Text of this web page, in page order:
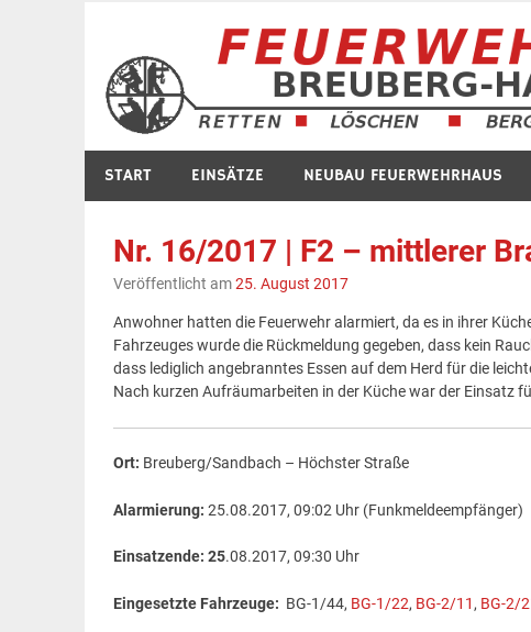
springen
START EINSÄTZE NEUBAU FEUERWEHRHAUS
Nr. 16/2017 | F2 – mittlerer
Veröffentlicht am25. August 2017
Anwohner hatten die Feuerwehr alarmiert, da es in ihrer
Fahrzeuges wurde die Rückmeldung gegeben, dass kein
dass lediglich angebranntes Essen auf dem Herd für die
Nach kurzen Aufräumarbeiten in der Küche war der Einsatz
Ort: Breuberg/Sandbach – Höchster Straße
Alarmierung: 25.08.2017, 09:02 Uhr (Funkmeldeempfänger)
Einsatzende: 25.08.2017, 09:30 Uhr
Eingesetzte Fahrzeuge: BG-1/44, BG-1/22, BG-2/11, BG-2/